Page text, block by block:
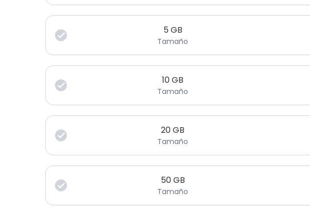
5 GB
Tamaño
10GB
Tamaño
20GB
Tamaño
50GB
Tamaño